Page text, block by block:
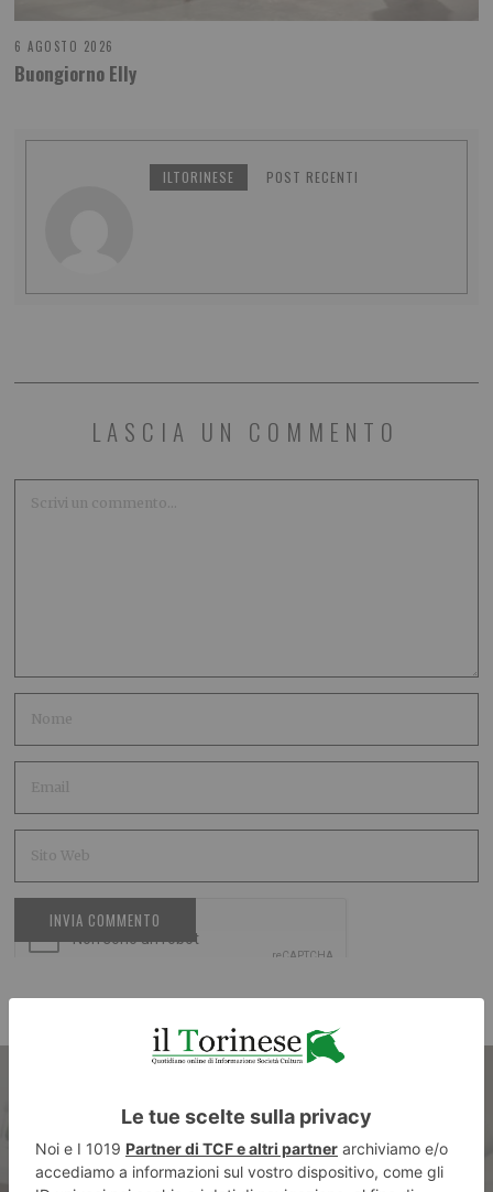
6 AGOSTO 2026
Buongiorno Elly
ILTORINESE POST RECENTI
LASCIA UN COMMENTO